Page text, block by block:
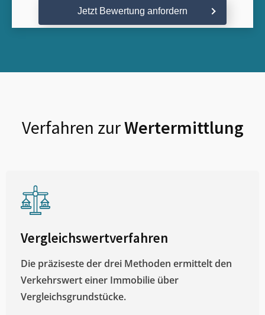
Jetzt Bewertung anfordern
Verfahren zurWertermittlung
Vergleichswertverfahren
Die präziseste der drei Methoden ermittelt den
Verkehrswert einer Immobilie über
Vergleichsgrundstücke.